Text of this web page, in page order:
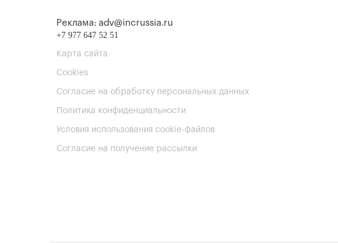
Реклама: adv@incrussia.ru
+7 977 647 52 51
Карта сайта
Cookies
Согласие на обработку персональных данных
Политика конфиденциальности
Условия использования cookie-файлов
Согласие на получение рассылки